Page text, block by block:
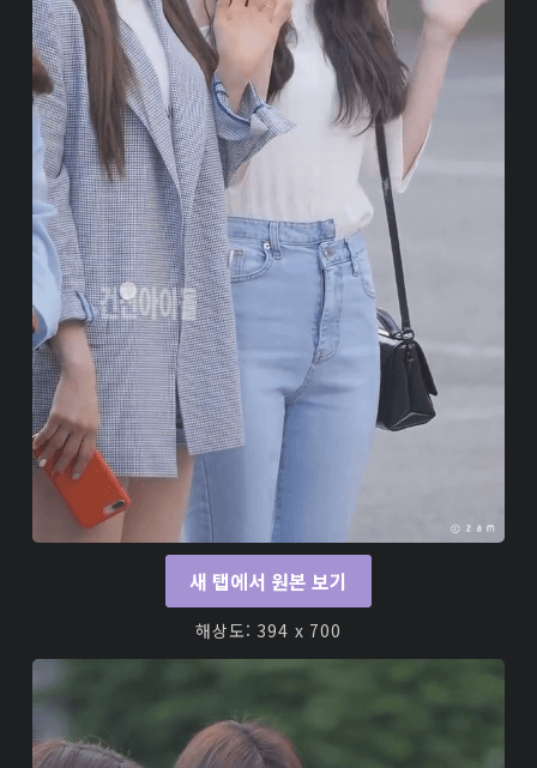
새 탭에서 원본 보기
해상도: 394 x 700